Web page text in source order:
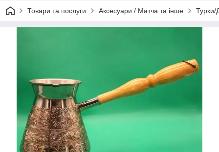
Товари та послуги Аксесуари / Матча та інше Турки/